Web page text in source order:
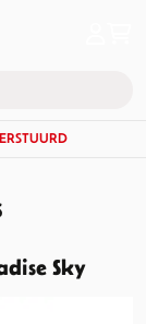
Sky